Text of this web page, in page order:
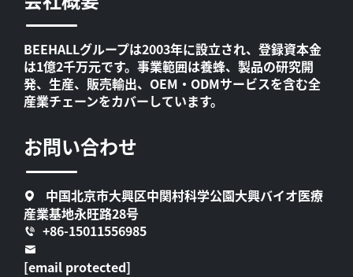
BEEHALLグループは2003年に設立され、登録資本金
は1億2千万元です。事業範囲は養蜂、製品の研究開
発、生産、販売輸出、OEM・ODMサービスを含む全
産業チェーンをカバーしています。
お問い合わせ
中国北京市大興区中関村科学公園大興バイオ医療
産業基地永旺路28号
+86-15011556985
[email protected]